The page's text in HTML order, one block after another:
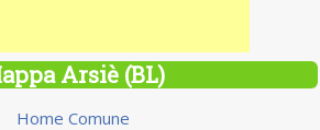
Arsiè (BL)
Home Comune